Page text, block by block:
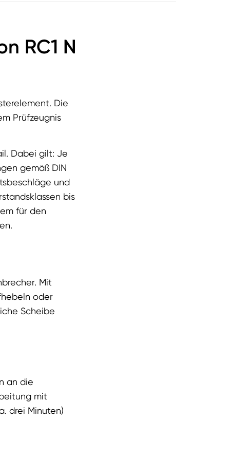
RC1 N
Die
Prüfzeugnis
Dabei gilt: Je
gemäß DIN
und
bis
für den
Mit
oder
Scheibe
an die
mit
drei Minuten)